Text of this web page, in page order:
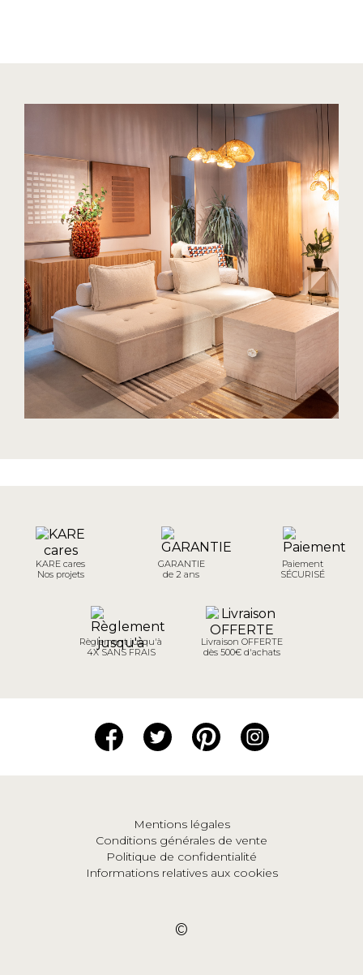
KARE cares
Nos projets
GARANTIE
de 2 ans
Paiement
SÉCURISÉ
Règlement jusqu'à
4X SANS FRAIS
Livraison OFFERTE
dès 500€ d'achats
Mentions légales
Conditions générales de vente
Politique de confidentialité
Informations relatives aux cookies
©